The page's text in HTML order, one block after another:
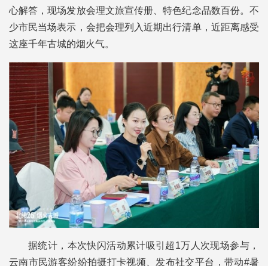
心解答，现场发放会理文旅宣传册、特色纪念品数百份。不
少市民当场表示，会把会理列入近期出行清单，近距离感受
这座千年古城的烟火气。
据统计，本次快闪活动累计吸引超1万人次现场参与，
云南市民游客纷纷拍摄打卡视频、发布社交平台，带动#暑